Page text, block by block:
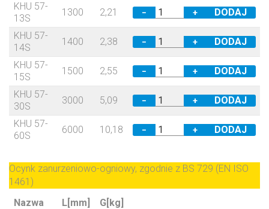
KHU 57-
13S
1300 2,21 − +
KHU 57-
14S
1400 2,38 − +
KHU 57-
15S
1500 2,55 − +
KHU 57-
30S
3000 5,09 − +
KHU 57-
60S
6000 10,18 − +
Ocynk zanurzeniowo-ogniowy, zgodnie z BS 729 (EN ISO
1461)
Nazwa
L[mm]
G[kg]